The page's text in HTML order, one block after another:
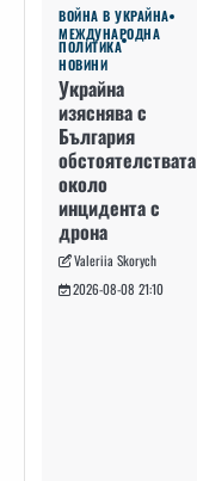
ВОЙНА В УКРАЙНА
МЕЖДУНАРОДНА
ПОЛИТИКА
НОВИНИ
Украйна
изяснява с
България
обстоятелствата
около
инцидента с
дрона
Valeriia Skorych
2026-08-08 21:10